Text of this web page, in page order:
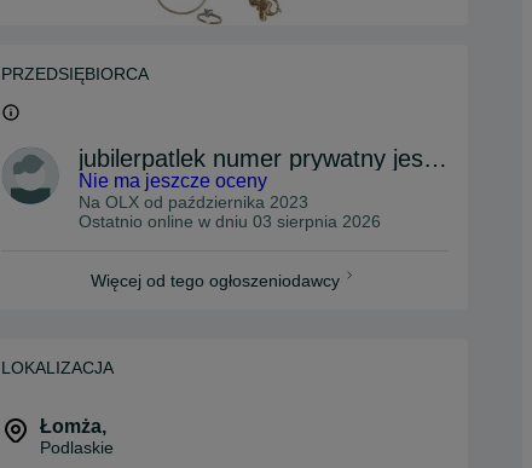
PRZEDSIĘBIORCA
jubilerpatlek numer prywatny jest tylko do sms
Nie ma jeszcze oceny
Na OLX od października 2023
Ostatnio online w dniu 03 sierpnia 2026
Więcej od tego ogłoszeniodawcy
LOKALIZACJA
Łomża,
Podlaskie